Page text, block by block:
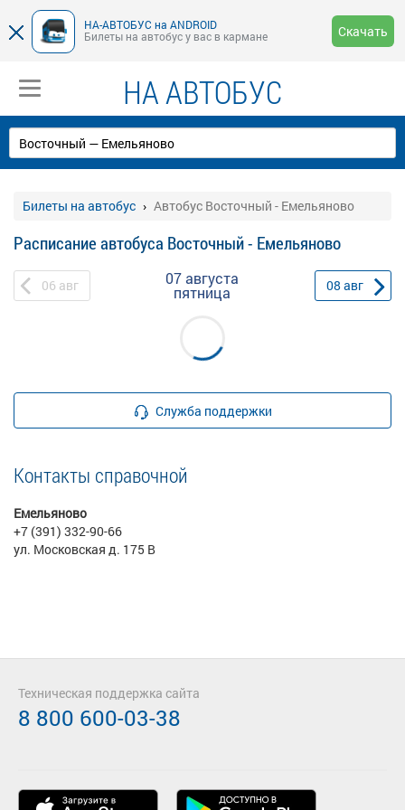
НА-АВТОБУС на ANDROID
Билеты на автобус у вас в кармане
Скачать
НА АВТОБУС
Билеты на автобус Автобус Восточный - Емельяново
Расписание автобуса Восточный - Емельяново
06 авг 07 августа
пятница 08 авг
Служба поддержки
Контакты справочной
Емельяново
+7 (391) 332-90-66
ул. Московская д. 175 В
Техническая поддержка сайта
8 800 600-03-38